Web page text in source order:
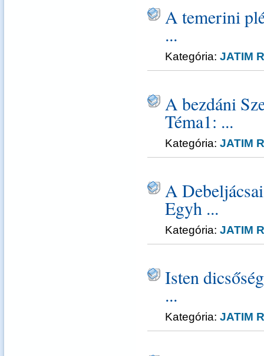
A temerini
...
Kategória: JATIM
A bezdáni
Téma1: ...
Kategória: JATIM
A
Egyh ...
Kategória: JATIM
Isten
...
Kategória: JATIM